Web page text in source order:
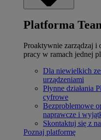
Platforma
Proaktywnie zarządzaj i
pracy w ramach jednej
Dla niewielkich
urządzeniami
Płynne działania
cyfrowe
Bezproblemowe
naprawcze i
Skontaktuj się z
Poznaj platformę